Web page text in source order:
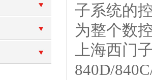
子系统的
为整个数
上海西门
840D/